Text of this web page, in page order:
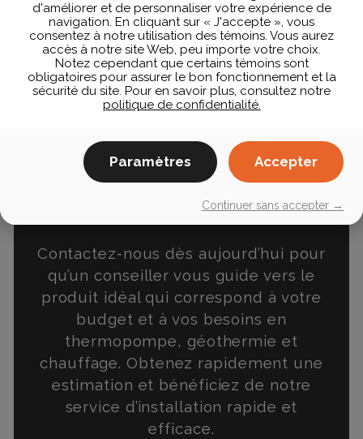
Le système de filtration d’air CleanEffects
de Trane.
SOUMISSION
Contactez-nous dès aujourd’hui pour
qu’un conseiller vous guide vers le
produit idéal qui correspond à votre
budget et à vos besoins en
thermopompe, géothermie et
chauffage. Obtenez rapidement une
estimation et bénéficiez de notre
service d’installation rapide et
efficace.
d'améliorer et de personnaliser votre expérience de
navigation. En cliquant sur « J'accepte », vous
consentez à notre utilisation des témoins. Vous aurez
accès à notre site Web, peu importe votre choix.
Notez cependant que certains témoins sont
obligatoires pour assurer le bon fonctionnement et la
sécurité du site. Pour en savoir plus, consultez notre
politique de confidentialité.
Paramètres Accepter
Continuer sans accepter →